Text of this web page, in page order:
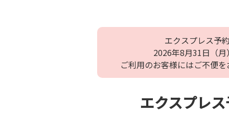
エクスプレス予
2026年8月31日（
ご利用のお客様にはご不便
エクスプレ